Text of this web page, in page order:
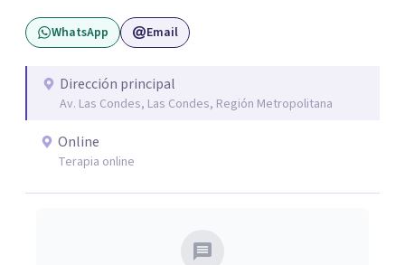
de abuso, violencia de género, maltrato en ambiente
laboral o mobbing, entre otros. Mi enfoque es
personas puedan sentirse escuchadas y apoyadas, en su
camino hacia la sanación y transformación de sus heridas
WhatsApp Email
Dirección principal
Av. Las Condes, Las Condes, Región Metropolitana
Online
Terapia online